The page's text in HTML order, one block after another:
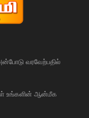
வரவேற்பதில்
உங்களின் ஆன்மீக